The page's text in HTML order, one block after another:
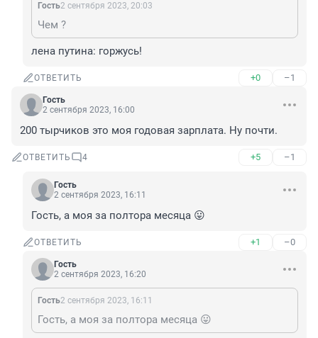
Гость2 сентября 2023, 20:03
Чем ?
лена путина: горжусь!
ОТВЕТИТЬ +0 –1
Гость
2 сентября 2023, 16:00
200 тырчиков это моя годовая зарплата. Ну почти.
ОТВЕТИТЬ 4 +5 –1
Гость
2 сентября 2023, 16:11
Гость, а моя за полтора месяца 😛
ОТВЕТИТЬ +1 –0
Гость
2 сентября 2023, 16:20
Гость2 сентября 2023, 16:11
Гость, а моя за полтора месяца 😛